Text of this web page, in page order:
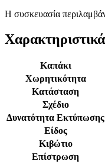
Η συσκευασία
Χαρακτηριστικά
Καπάκι
Χωρητικότητα
Κατάσταση
Σχέδιο
Δυνατότητα Εκτύπωσης
Είδος
Κιβώτιο
Επίστρωση